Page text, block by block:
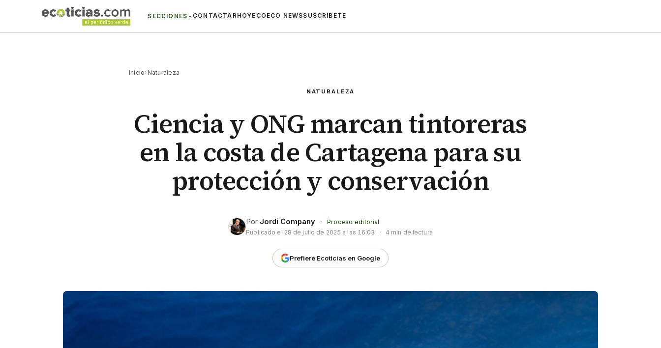
SECCIONES CONTACTAR HOYECO ECO NEWSSUSCRÍBETE
Inicio› Naturaleza
NATURALEZA
Ciencia y ONG marcan tintoreras
en la costa de Cartagena para su
protección y conservación
Por Jordi Company ·
Proceso editorial
Publicado el 28 de julio de 2025 a las 16:03 · 4 min de lectura
Prefiere Ecoticias en Google